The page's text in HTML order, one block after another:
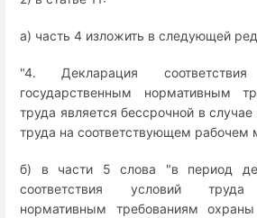
а) часть 4 изложить в следующей
"4. Декларация
государственным нормативным
труда является бессрочной в
труда на соответствующем рабочем
б) в части 5 слова "в период
соответствия условий труда
нормативным требованиям